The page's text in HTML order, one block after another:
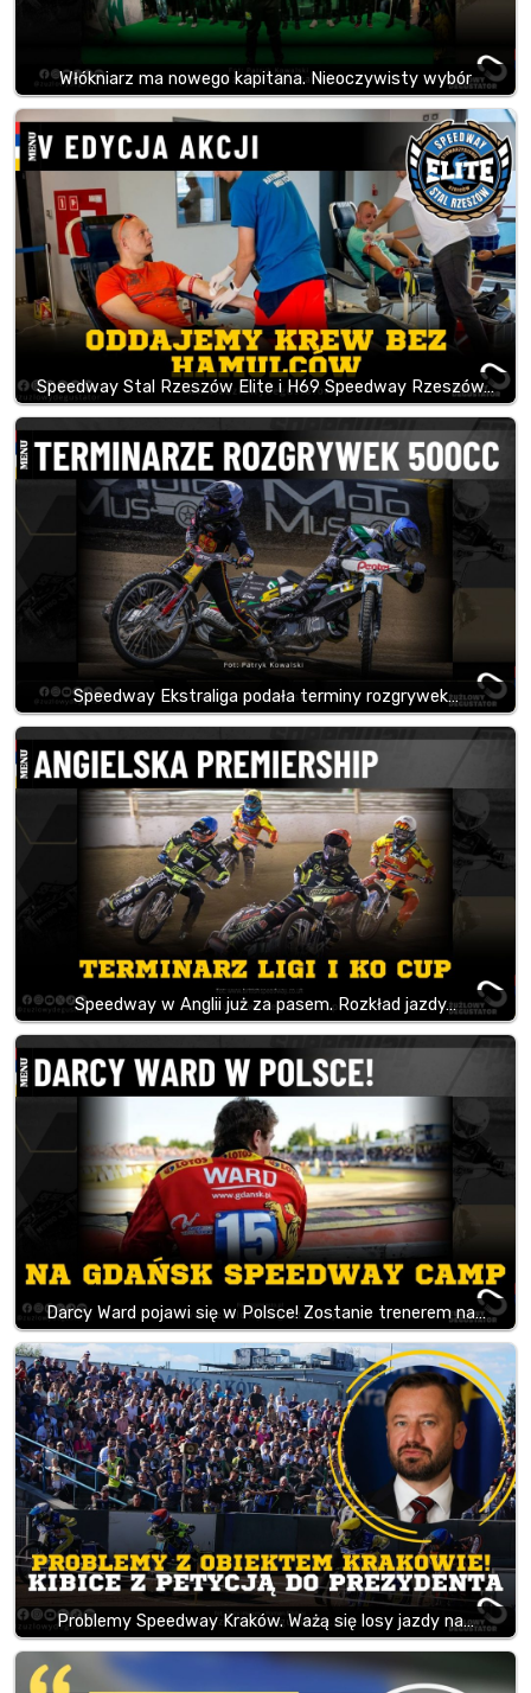
Włókniarz ma nowego kapitana. Nieoczywisty wybór
Speedway Stal Rzeszów Elite i H69 Speedway Rzeszów…
Speedway Ekstraliga podała terminy rozgrywek…
Speedway w Anglii już za pasem. Rozkład jazdy…
Darcy Ward pojawi się w Polsce! Zostanie trenerem na…
Problemy Speedway Kraków. Ważą się losy jazdy na…